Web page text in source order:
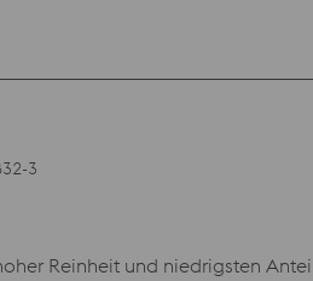
3
Reinheit und niedrigsten